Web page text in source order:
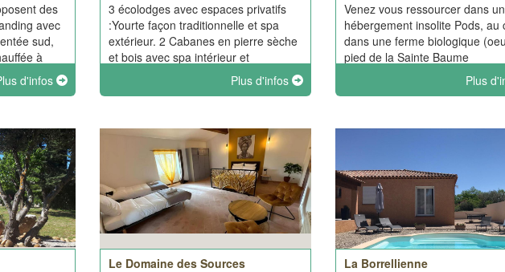
des
avec
sud,
à
ou un
d'infos
3 écolodges avec espaces privatifs
:Yourte façon traditionnelle et spa
extérieur. 2 Cabanes en pierre sèche
et bois avec spa intérieur et
cheminée. Chaque lieu possède une
cuisine d'été et un jardin.
Plus d'infos
Venez vous ressourcer dans un
hébergement insolite Pods, au
dans une ferme biologique
pied de la Sainte Baume
Plus
Le Domaine des Sources La Borrellienne